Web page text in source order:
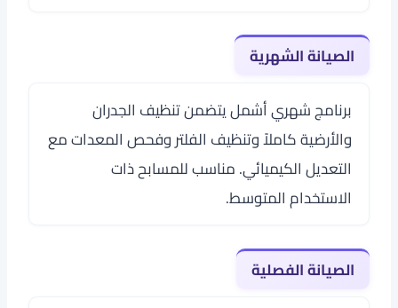
الصيانة الشهرية
برنامج شهري أشمل يتضمن تنظيف الجدران
والأرضية كاملاً وتنظيف الفلتر وفحص المعدات مع
التعديل الكيميائي. مناسب للمسابح ذات
الاستخدام المتوسط.
الصيانة الفصلية